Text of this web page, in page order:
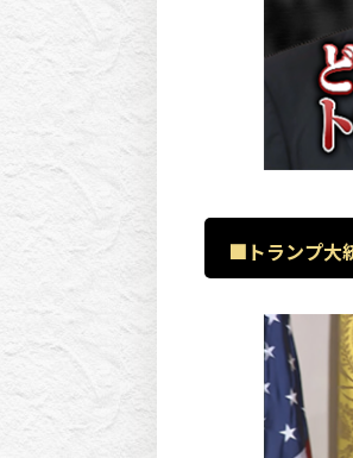
■トランプ大